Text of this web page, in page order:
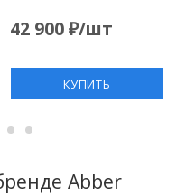
42 900₽/шт
КУПИТЬ
Abber